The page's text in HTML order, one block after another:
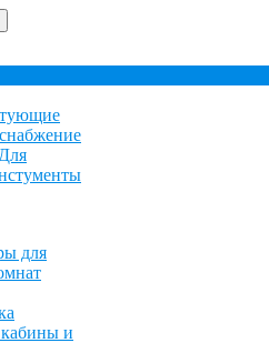
Для
для
и